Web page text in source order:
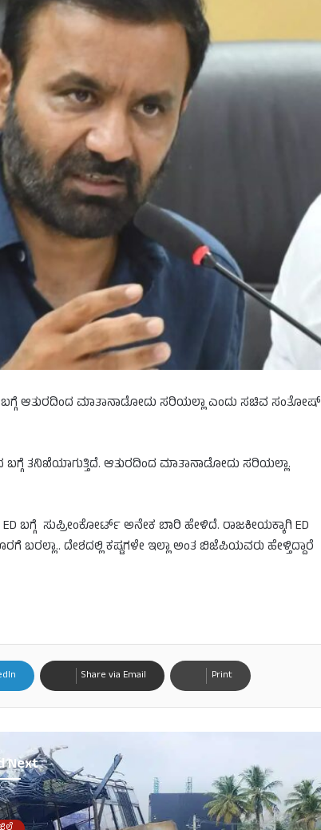
ಬಗ್ಗೆ ಆತುರದಿಂದ ಮಾತಾನಾಡೋದು ಸರಿಯಲ್ಲಾ ಎಂದು ಸಚಿವ ಸಂತೋಷ್​
ತನಿಖೆಯಾಗುತ್ತಿದೆ. ಆತುರದಿಂದ ಮಾತಾನಾಡೋದು ಸರಿಯಲ್ಲಾ.
ಸುಪ್ರೀಂಕೋರ್ಟ್ ಅನೇಕ ಬಾರಿ ಹೇಳಿದೆ. ರಾಜಕೀಯಕ್ಕಾಗಿ ED
ಬರಲ್ಲಾ.. ದೇಶದಲ್ಲಿ ಕಷ್ಟಗಳೇ ಇಲ್ಲಾ ಅಂತ ಬಿಜೆಪಿಯವರು ಹೇಳ್ತಿದ್ದಾರೆ
Share via Email Print
Next